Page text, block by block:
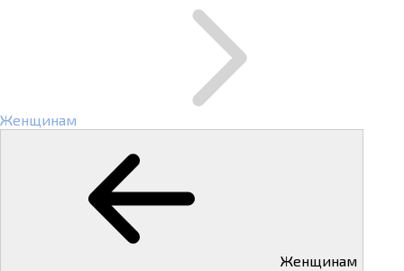
Женщинам
Женщинам